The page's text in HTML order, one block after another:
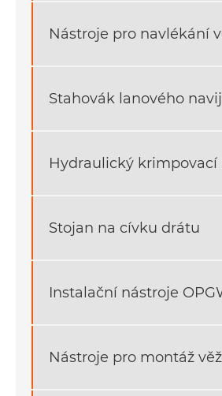
Nástroje pro navlékání
Stahovák lanového
Hydraulický krimpovací
Stojan na cívku drátu
Instalační nástroje
Nástroje pro montáž